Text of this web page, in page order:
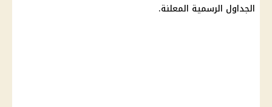
الجداول الرسمية المعلنة.